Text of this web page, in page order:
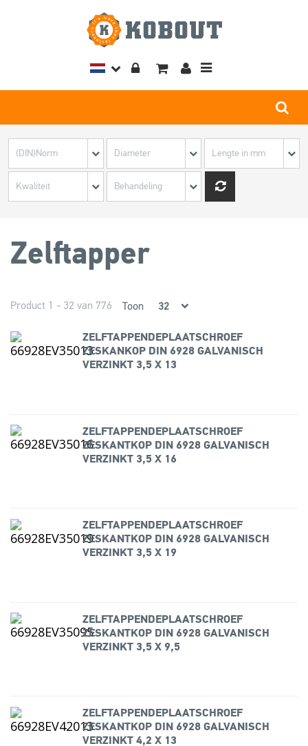
Toggle
Zelftapper
Product 1 - 32 van 776 Toon
ZELFTAPPENDEPLAATSCHROEF
ZESKANKOP DIN 6928 GALVANISCH
VERZINKT 3,5 X 13
ZELFTAPPENDEPLAATSCHROEF
ZESKANTKOP DIN 6928 GALVANISCH
VERZINKT 3,5 X 16
ZELFTAPPENDEPLAATSCHROEF
ZESKANTKOP DIN 6928 GALVANISCH
VERZINKT 3,5 X 19
ZELFTAPPENDEPLAATSCHROEF
ZESKANTKOP DIN 6928 GALVANISCH
VERZINKT 3,5 X 9,5
ZELFTAPPENDEPLAATSCHROEF
ZESKANTKOP DIN 6928 GALVANISCH
VERZINKT 4,2 X 13